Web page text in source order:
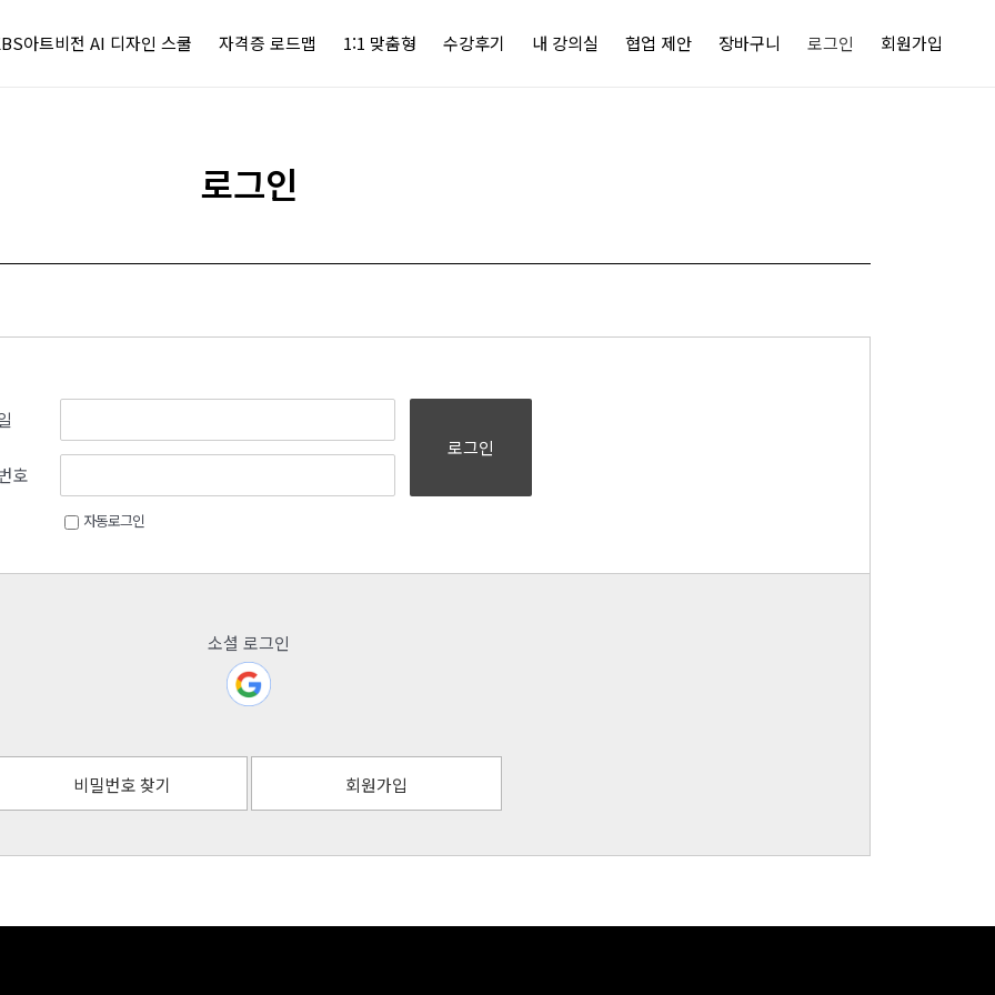
아트비전 AI 디자인 스쿨 자격증 로드맵 1:1 맞춤형 수강후기 내 강의실 협업 제안 장바구니 로그인 회원가입
로그인
호
자동로그인
로그인
소셜 로그인
비밀번호 찾기 회원가입